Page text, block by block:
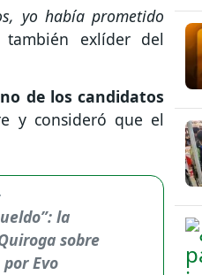
yo había prometido
exlíder del
de los candidatos
y consideró que el
la
sobre
Evo